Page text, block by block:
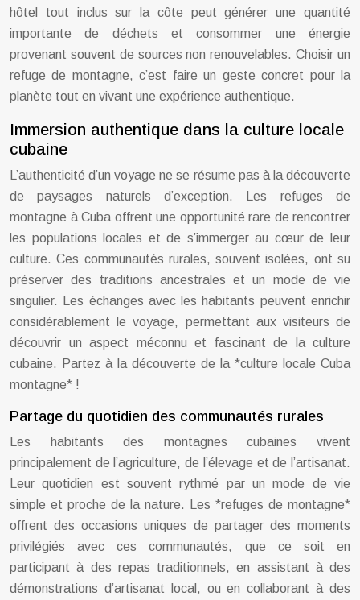
hôtel tout inclus sur la côte peut générer une quantité
importante de déchets et consommer une énergie
provenant souvent de sources non renouvelables. Choisir un
refuge de montagne, c’est faire un geste concret pour la
planète tout en vivant une expérience authentique.
Immersion authentique dans la culture locale
cubaine
L’authenticité d’un voyage ne se résume pas à la découverte
de paysages naturels d’exception. Les refuges de
montagne à Cuba offrent une opportunité rare de rencontrer
les populations locales et de s’immerger au cœur de leur
culture. Ces communautés rurales, souvent isolées, ont su
préserver des traditions ancestrales et un mode de vie
singulier. Les échanges avec les habitants peuvent enrichir
considérablement le voyage, permettant aux visiteurs de
découvrir un aspect méconnu et fascinant de la culture
cubaine. Partez à la découverte de la *culture locale Cuba
montagne* !
Partage du quotidien des communautés rurales
Les habitants des montagnes cubaines vivent
principalement de l’agriculture, de l’élevage et de l’artisanat.
Leur quotidien est souvent rythmé par un mode de vie
simple et proche de la nature. Les *refuges de montagne*
offrent des occasions uniques de partager des moments
privilégiés avec ces communautés, que ce soit en
participant à des repas traditionnels, en assistant à des
démonstrations d’artisanat local, ou en collaborant à des